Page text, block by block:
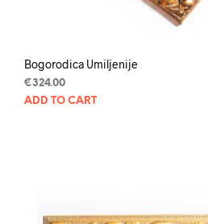
Bogorodica Umiljenije
€324.00
ADD TO CART